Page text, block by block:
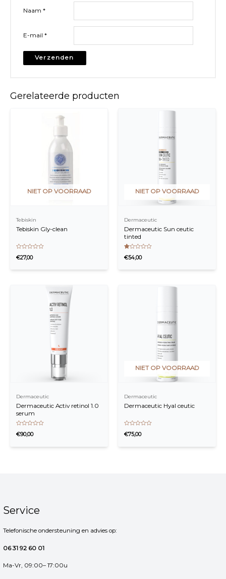
Naam *
E-mail *
Gerelateerde producten
NIET OP VOORRAAD
Tebiskin
Tebiskin Gly-clean
Waardering
0
5
€27,00
NIET OP VOORRAAD
Dermaceutic
Dermaceutic Sun ceutic
tinted
Waardering
1.00
5
€54,00
Dermaceutic
Dermaceutic Activ retinol 1.0
serum
Waardering
0
5
€90,00
NIET OP VOORRAAD
Dermaceutic
Dermaceutic Hyal ceutic
Waardering
0
5
€75,00
Service
Telefonische ondersteuning en advies op:
06 31 92 60 01
Ma-Vr, 09:00– 17:00u